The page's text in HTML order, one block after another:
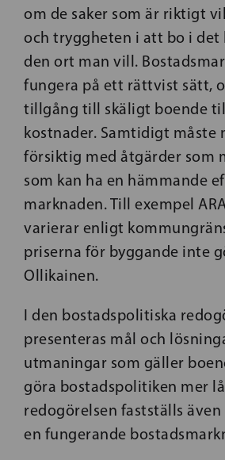
om de saker som är riktigt
och tryggheten i att bo i det
den ort man vill.
fungera på ett rättvist sätt,
tillgång till skäligt boende
kostnader. Samtidigt måste
försiktig med åtgärder som
som kan ha en hämmande
marknaden. Till exempel
varierar enligt
priserna för byggande inte
Ollikainen.
I den bostadspolitiska
presenteras mål och
utmaningar som gäller
göra bostadspolitiken mer
redogörelsen fastställs
en fungerande